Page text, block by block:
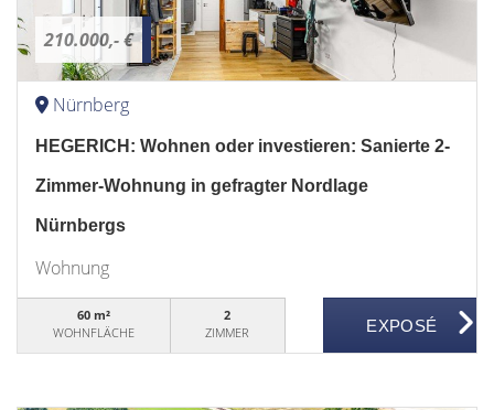
210.000,- €
Nürnberg
HEGERICH: Wohnen oder investieren: Sanierte 2-
Zimmer-Wohnung in gefragter Nordlage
Nürnbergs
Wohnung
60 m²
WOHNFLÄCHE
2
ZIMMER